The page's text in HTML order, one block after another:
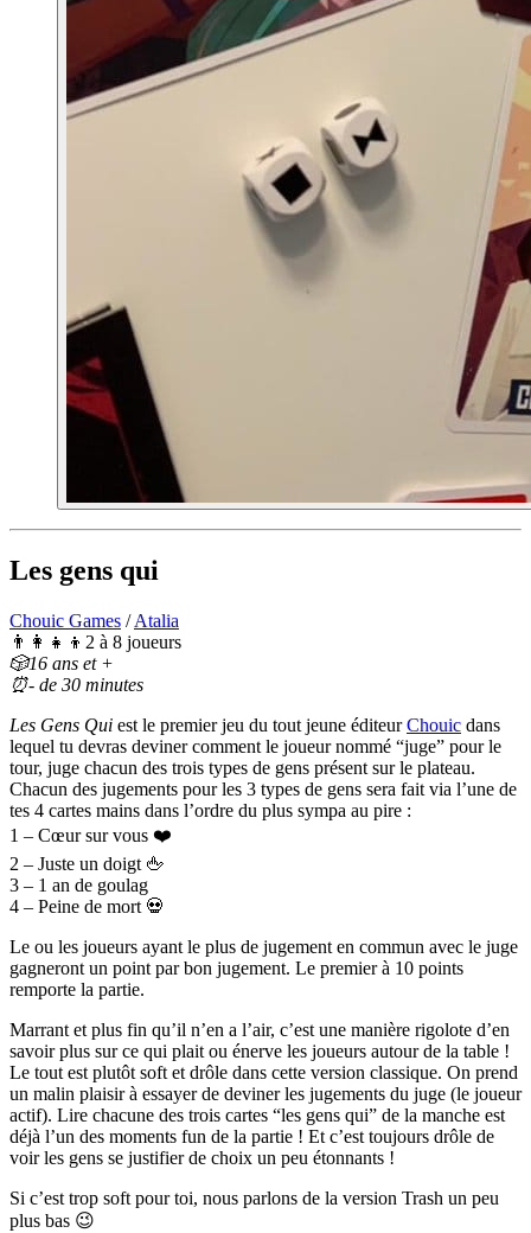
Les gens qui
Chouic Games /Atalia
👨‍👩‍👧‍👦2 à 8 joueurs
🎲16 ans et +
⏰- de 30 minutes
Les Gens Qui est le premier jeu du tout jeune éditeurChouic dans
lequel tu devras deviner comment le joueur nommé “juge” pour le
tour, juge chacun des trois types de gens présent sur le plateau.
Chacun des jugements pour les 3 types de gens sera fait via l’une de
tes 4 cartes mains dans l’ordre du plus sympa au pire :
1 – Cœur sur vous ❤️
2 – Juste un doigt 🖕
3 – 1 an de goulag
4 – Peine de mort 💀
Le ou les joueurs ayant le plus de jugement en commun avec le juge
gagneront un point par bon jugement. Le premier à 10 points
remporte la partie.
Marrant et plus fin qu’il n’en a l’air, c’est une manière rigolote d’en
savoir plus sur ce qui plait ou énerve les joueurs autour de la table !
Le tout est plutôt soft et drôle dans cette version classique. On prend
un malin plaisir à essayer de deviner les jugements du juge (le joueur
actif). Lire chacune des trois cartes “les gens qui” de la manche est
déjà l’un des moments fun de la partie ! Et c’est toujours drôle de
voir les gens se justifier de choix un peu étonnants !
Si c’est trop soft pour toi, nous parlons de la version Trash un peu
plus bas 😉